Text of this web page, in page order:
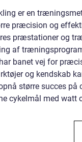
er en
præcision og
præstationer og
af
banet vej for
og kendskab
større succes
cykelmål med watt